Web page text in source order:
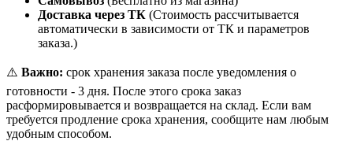
Доставка через ТК (Стоимость рассчитывается
автоматически в зависимости от ТК и параметров
заказа.)
⚠️ Важно: срок хранения заказа после уведомления о
готовности - 3 дня. После этого срока заказ
расформировывается и возвращается на склад. Если вам
требуется продление срока хранения, сообщите нам любым
удобным способом.